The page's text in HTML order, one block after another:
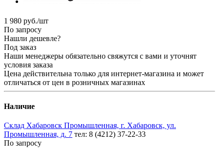
1 980 руб./шт
По запросу
Нашли дешевле?
Под заказ
Наши менеджеры обязательно свяжутся с вами и уточнят
условия заказа
Цена действительна только для интернет-магазина и может
отличаться от цен в розничных магазинах
Наличие
Склад Хабаровск Промышленная, г. Хабаровск, ул.
Промышленная, д. 7 тел: 8 (4212) 37-22-33
По запросу